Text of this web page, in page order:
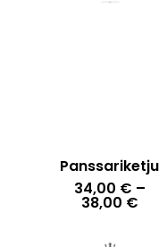
Panssariketju
34,00 € –
38,00 €